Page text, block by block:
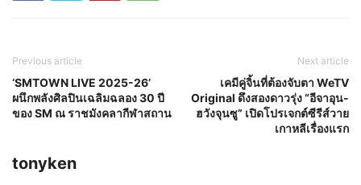
Previous article
‘SMTOWN LIVE 2025-26’
ผนึกพลังศิลปินเฉลิมฉลอง 30 ปี
ของ SM ณ ราชมังคลากีฬาสถาน
Next article
เคมีคู่จิ้นที่ต้องจับตา WeTV
Original ดึงสองดาวรุ่ง “อีจาอุน-
ฮวังจุนซู” เปิดโปรเจกต์ซีรีส์วาย
เกาหลีเรื่องแรก
tonyken